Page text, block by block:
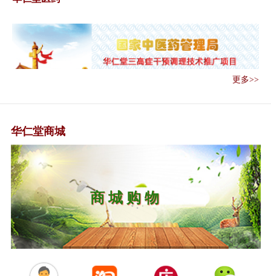
关于在医疗联合体建设中切实加
强中医药工作...
国务院关于实施健康中国行动的
传承精华 守正创新——《中共中
习近平对中医药工作作出重要指
示强调 传承精...
关于深入推进医养结合发展的若
干意见
关于印发老年护理专业护士培训
大纲（试行）...
更多>>
华仁堂商城
中 医 中 药